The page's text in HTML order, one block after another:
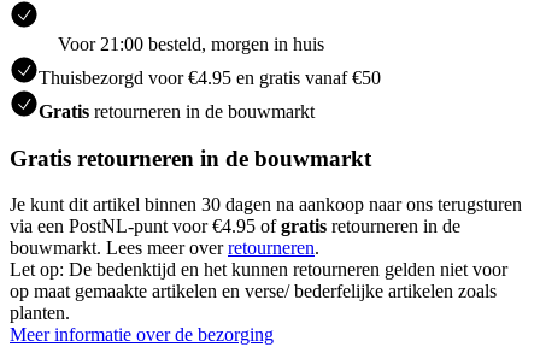
Voor 21:00 besteld, morgen in huis
Thuisbezorgd voor €4.95 en gratis vanaf €50
Gratis retourneren in de bouwmarkt
Gratis retourneren in de bouwmarkt
Je kunt dit artikel binnen 30 dagen na aankoop naar ons terugsturen
via een PostNL-punt voor €4.95 ofgratis retourneren in de
bouwmarkt. Lees meer overretourneren.
Let op: De bedenktijd en het kunnen retourneren gelden niet voor
op maat gemaakte artikelen en verse/ bederfelijke artikelen zoals
planten.
Meer informatie over de bezorging